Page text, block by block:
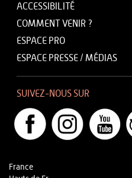
ACCESSIBILITÉ
COMMENT VENIR ?
ESPACE PRO
ESPACE PRESSE / MÉDIAS
SUIVEZ-NOUS SUR
France